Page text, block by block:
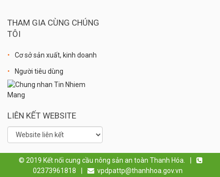
THAM GIA CÙNG CHÚNG
TÔI
Cơ sở sản xuất, kinh doanh
Người tiêu dùng
LIÊN KẾT WEBSITE
© 2019 Kết nối cung cầu nông sản an toàn Thanh Hóa.
02373961818
vpdpattp@thanhhoa.gov.vn